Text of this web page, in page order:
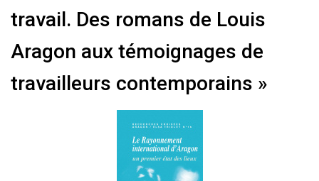
travail. Des romans de Louis
Aragon aux témoignages de
travailleurs contemporains »